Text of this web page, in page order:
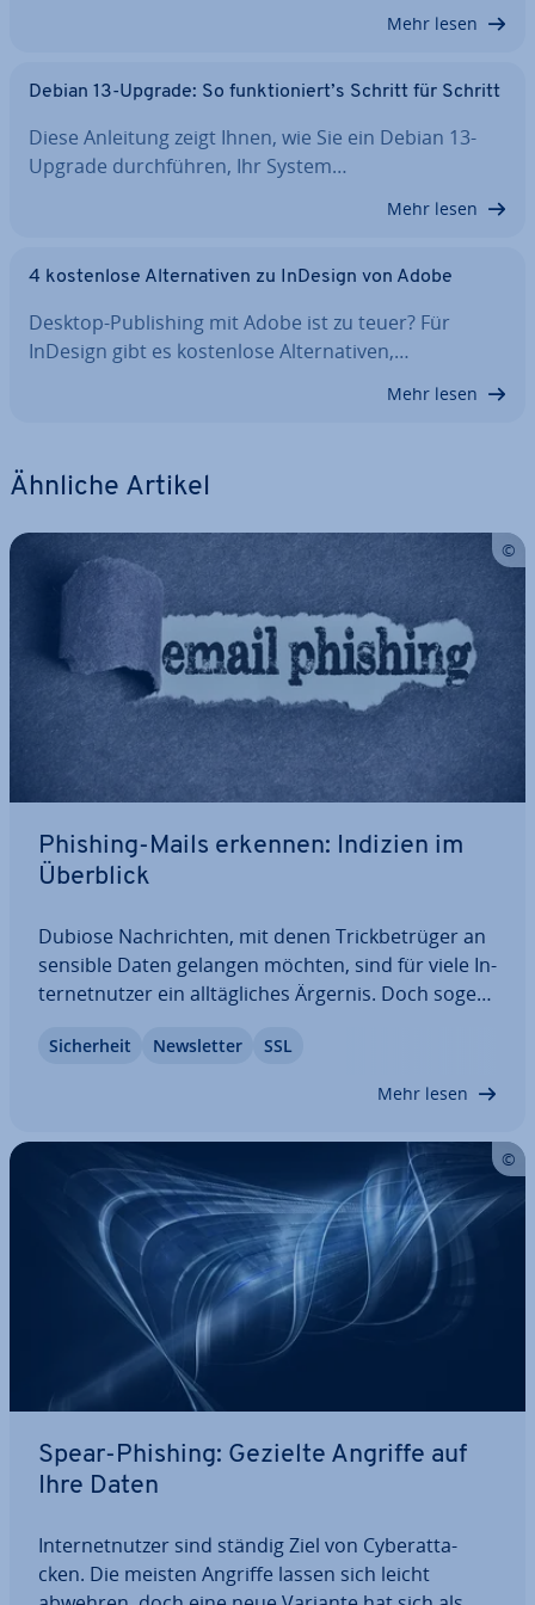
Mehr lesen
Debian 13-Upgrade: So funk­tio­niert’s Schritt für Schritt
Diese Anleitung zeigt Ihnen, wie Sie ein Debian 13-
Upgrade durch­füh­ren, Ihr System…
Mehr lesen
4 kos­ten­lo­se Al­ter­na­ti­ven zu InDesign von Adobe
Desktop-Pu­bli­shing mit Adobe ist zu teuer? Für
InDesign gibt es kos­ten­lo­se Al­ter­na­ti­ven,…
Mehr lesen
Ähnliche Artikel
Phishing-Mails erkennen: Indizien im
Überblick
Dubiose Nach­rich­ten, mit denen Trick­be­trü­ger an
sensible Daten gelangen möchten, sind für viele In­
ter­net­nut­zer ein all­täg­li­ches Ärgernis. Doch so­ge­
Mails richten auch jedes Jahr einen Schaden in Mil­
Si­cher­heit News­let­ter SSL
Mehr lesen
Spear-Phishing: Gezielte Angriffe auf
Ihre Daten
In­ter­net­nut­zer sind ständig Ziel von Cy­ber­at­ta­
cken. Die meisten Angriffe lassen sich leicht